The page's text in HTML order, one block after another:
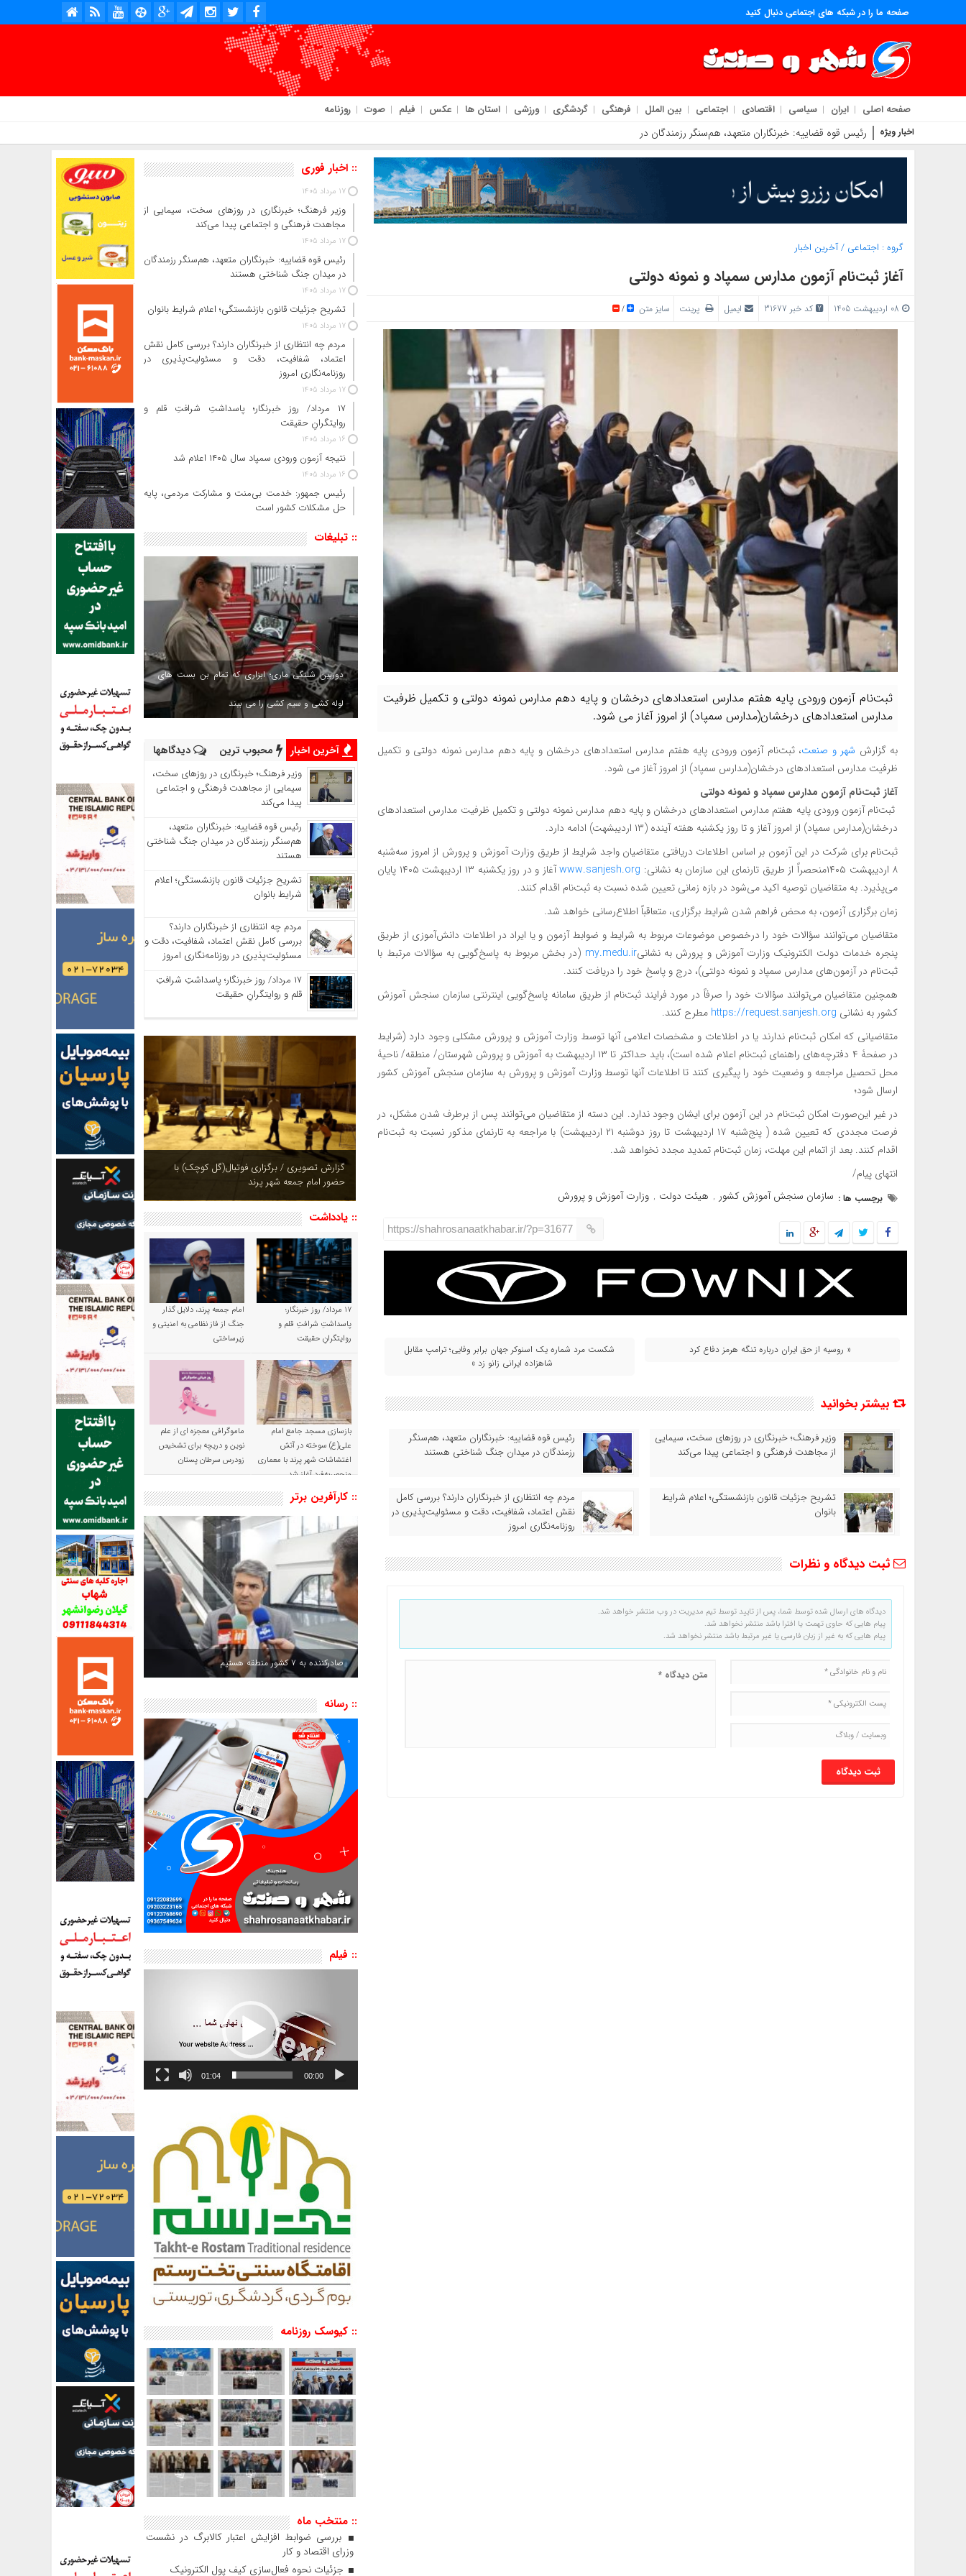
صفحه ما را در شبکه های اجتماعی دنبال کنید
صفحه اصلی ایران سیاسی اقتصادی اجتماعی بین الملل فرهنگی گردشگری ورزشی استان ها عکس فیلم صوت روزنامه
اخبار ویژه رئیس قوه قضاییه: خبرنگاران متعهد، هم‌سنگر رزمندگان در میدان جنگ شناختی هستند
گروه : اجتماعی /آخرین اخبار
آغاز ثبت‌نام آزمون مدارس سمپاد و نمونه دولتی
کد خبر 31677 ایمیل پرینت سایز متن /
ثبت‌نام آزمون ورودی پایه هفتم مدارس استعدادهای درخشان و پایه دهم مدارس نمونه دولتی و تکمیل ظرفیت
مدارس استعدادهای درخشان(مدارس سمپاد) از امروز آغاز می شود.
به گزارش شهر و صنعت، ثبت‌نام آزمون ورودی پایه هفتم مدارس استعدادهای درخشان و پایه دهم مدارس نمونه دولتی و تکمیل
ظرفیت مدارس استعدادهای درخشان(مدارس سمپاد) از امروز آغاز می شود.
آغاز ثبت‌نام آزمون مدارس سمپاد و نمونه دولتی
ثبت‌نام آزمون ورودی پایه هفتم مدارس استعدادهای درخشان و پایه دهم مدارس نمونه دولتی و تکمیل ظرفیت مدارس استعدادهای
درخشان(مدارس سمپاد) از امروز آغاز و تا روز یکشنبه هفته آینده (۱۳ اردیبشهت) ادامه دارد.
ثبت‌نام برای شرکت در این آزمون بر اساس اطلاعات دریافتی متقاضیان واجد شرایط از طریق وزارت آموزش و پرورش از امروز سه‌شنبه
۸ اردیبهشت ۱۴۰۵منحصراً از طریق تارنمای این سازمان به نشانی:
آغاز و در روز یکشنبه ۱۳ اردیبهشت ۱۴۰۵ پایان
می‌پذیرد. به متقاضیان توصیه اکید می‌شود در بازه زمانی تعیین شده نسبت به ثبت‌نام اقدام کنند.
زمان برگزاری آزمون، به محض فراهم شدن شرایط برگزاری، متعاقباً اطلاع‌رسانی خواهد شد.
متقاضیان می‌توانند سؤالات خود را درخصوص موضوعات مربوط به شرایط و ضوابط آزمون و یا ایراد در اطلاعات دانش‌آموزی از طریق
پنجره خدمات دولت الکترونیک وزارت آموزش و پرورش به نشانیmy.medu.ir (در بخش مربوط به پاسخ‌گویی به سؤالات مرتبط با
ثبت‌نام در آزمون‌های مدارس سمپاد و نمونه دولتی)، درج و پاسخ خود را دریافت کنند.
همچنین متقاضیان می‌توانند سؤالات خود را صرفاً در مورد فرایند ثبت‌نام از طریق سامانه پاسخ‌گویی اینترنتی سازمان سنجش آموزش
کشور به نشانی https://request.sanjesh.org مطرح کنند.
متقاضیانی که امکان ثبت‌نام ندارند یا در اطلاعات و مشخصات اعلامی آنها توسط وزارت آموزش و پرورش مشکلی وجود دارد (شرایط
در صفحۀ ۴ دفترچه‌های راهنمای ثبت‌نام اعلام شده است)، باید حداکثر تا ۱۳ اردیبهشت به آموزش و پرورش شهرستان/ منطقه/ ناحیۀ
محل تحصیل مراجعه و وضعیت خود را پیگیری کنند تا اطلاعات آنها توسط وزارت آموزش و پرورش به سازمان سنجش آموزش کشور
ارسال شود؛
در غیر این‌صورت امکان ثبت‌نام در این آزمون برای ایشان وجود ندارد. این دسته از متقاضیان می‌توانند پس از برطرف شدن مشکل، در
فرصت مجددی که تعیین شده ( پنج‌شنبه ۱۷ اردیبهشت تا روز دوشنبه ۲۱ اردیبهشت) با مراجعه به تارنمای مذکور نسبت به ثبت‌نام
اقدام کنند. بعد از اتمام این مهلت، زمان ثبت‌نام تمدید مجدد نخواهد شد.
انتهای پیام/
برچسب ها : سازمان سنجش آموزش کشور , هیئت دولت , وزارت آموزش و پرورش
https://shahrosanaatkhabar.ir/?p=31677
« روسیه از حق ایران درباره تنگه هرمز دفاع کرد
شکست مرد شماره یک اسنوکر جهان برابر وفایی؛ ترامپ مقابل
شاهزاده ایرانی زانو زد »
بیشتر بخوانید
وزیر فرهنگ؛ خبرنگاری در روزهای سخت، سیمایی
از مجاهدت فرهنگی و اجتماعی پیدا می‌کند
رئیس قوه قضاییه: خبرنگاران متعهد، هم‌سنگر
رزمندگان در میدان جنگ شناختی هستند
تشریح جزئیات قانون بازنشستگی؛ اعلام شرایط
بانوان
مردم چه انتظاری از خبرنگاران دارند؟ بررسی کامل
نقش اعتماد، شفافیت، دقت و مسئولیت‌پذیری در
روزنامه‌نگاری امروز
ثبت دیدگاه و نظرات
دیدگاه های ارسال شده توسط شما، پس از تایید توسط تیم مدیریت در وب منتشر خواهد شد.
پیام هایی که حاوی تهمت یا افترا باشد منتشر نخواهد شد.
پیام هایی که به غیر از زبان فارسی یا غیر مرتبط باشد منتشر نخواهد شد.
:: اخبار فوری
17 مرداد 1405
وزیر فرهنگ؛ خبرنگاری در روزهای سخت، سیمایی از
مجاهدت فرهنگی و اجتماعی پیدا می‌کند
17 مرداد 1405
رئیس قوه قضاییه: خبرنگاران متعهد، هم‌سنگر رزمندگان
در میدان جنگ شناختی هستند
17 مرداد 1405
تشریح جزئیات قانون بازنشستگی؛ اعلام شرایط بانوان
17 مرداد 1405
مردم چه انتظاری از خبرنگاران دارند؟ بررسی کامل نقش
اعتماد، شفافیت، دقت و مسئولیت‌پذیری در
روزنامه‌نگاری امروز
17 مرداد 1405
۱۷ مرداد/ روز خبرنگار؛ پاسداشتِ شرافتِ قلم و
روایتگرانِ حقیقت
16 مرداد 1405
نتیجه آزمون ورودی سمپاد سال ۱۴۰۵ اعلام شد
16 مرداد 1405
رئیس جمهور: خدمت بی‌منت و مشارکت مردمی، پایه
حل مشکلات کشور است
:: تبلیغات
دوربین شلنگی ماری؛ ابزاری که تمام بن بست های
لوله کشی و سیم کشی را می بیند
آخرین اخبار محبوب ترین دیدگاهها
وزیر فرهنگ؛ خبرنگاری در روزهای سخت،
سیمایی از مجاهدت فرهنگی و اجتماعی
پیدا می‌کند
رئیس قوه قضاییه: خبرنگاران متعهد،
هم‌سنگر رزمندگان در میدان جنگ شناختی
هستند
تشریح جزئیات قانون بازنشستگی؛ اعلام
شرایط بانوان
مردم چه انتظاری از خبرنگاران دارند؟
بررسی کامل نقش اعتماد، شفافیت، دقت و
مسئولیت‌پذیری در روزنامه‌نگاری امروز
۱۷ مرداد/ روز خبرنگار؛ پاسداشتِ شرافتِ
قلم و روایتگرانِ حقیقت
چشم نوازی بوستان های شهر پرند در فصل بهار +
تصاویر
:: یادداشت
۱۷ مرداد/ روز خبرنگار؛
پاسداشتِ شرافتِ قلم و
روایتگرانِ حقیقت
امام جمعه پرند، دلایل گذار
جنگ از فاز نظامی به امنیتی و
زیرساختی
بازسازی مسجد جامع امام
علی(ع) سوخته در آتش
اغتشاشات شهر پرند با معماری
منحصربه‌فرد آغاز شد
ماموگرافی معجزه ای از علم
نوین و دریچه برای تشخیص
زودرس سرطان پستان
:: کارآفرین برتر
صادرکننده به ۷ کشور منطقه هستیم
:: رسانه
:: فیلم
نمایشگر
00:00
01:04
:: کیوسک روزنامه
:: منتخب ماه
بررسی ضوابط افزایش اعتبار کالابرگ در نشست
وزرای اقتصاد و کار
جزئیات نحوه فعال‌سازی کیف پول الکترونیک